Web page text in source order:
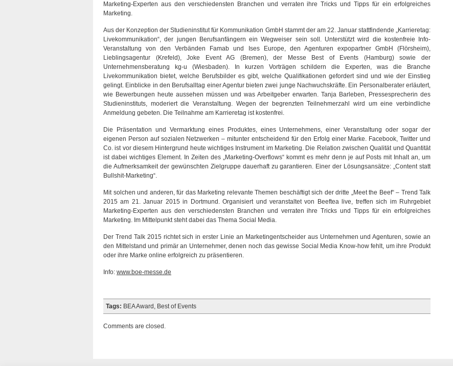
Marketing-Experten aus den verschiedensten Branchen und verraten ihre Tricks und Tipps für ein erfolgreiches
Marketing.
Aus der Konzeption der Studieninstitut für Kommunikation GmbH stammt der am 22. Januar stattfindende „Karrieretag:
Livekommunikation“, der jungen Berufsanfängern ein Wegweiser sein soll. Unterstützt wird die kostenfreie Info-
Veranstaltung von den Verbänden Famab und Ises Europe, den Agenturen expopartner GmbH (Flörsheim),
Lieblingsagentur (Krefeld), Joke Event AG (Bremen), der Messe Best of Events (Hamburg) sowie der
Unternehmensberatung kg-u (Wiesbaden). In kurzen Vorträgen schildern die Experten, was die Branche
Livekommunikation bietet, welche Berufsbilder es gibt, welche Qualifikationen gefordert sind und wie der Einstieg
gelingt. Einblicke in den Berufsalltag einer Agentur bieten zwei junge Nachwuchskräfte. Ein Personalberater erläutert,
wie Bewerbungen heute aussehen müssen und was Arbeitgeber erwarten. Tanja Barleben, Pressesprecherin des
Studieninstituts, moderiert die Veranstaltung. Wegen der begrenzten Teilnehmerzahl wird um eine verbindliche
Anmeldung gebeten. Die Teilnahme am Karrieretag ist kostenfrei.
Die Präsentation und Vermarktung eines Produktes, eines Unternehmens, einer Veranstaltung oder sogar der
eigenen Person auf sozialen Netzwerken – mitunter entscheidend für den Erfolg einer Marke. Facebook, Twitter und
Co. ist vor diesem Hintergrund heute wichtiges Instrument im Marketing. Die Relation zwischen Qualität und Quantität
ist dabei wichtiges Element. In Zeiten des „Marketing-Overflows“ kommt es mehr denn je auf Posts mit Inhalt an, um
die Aufmerksamkeit der gewünschten Zielgruppe dauerhaft zu garantieren. Einer der Lösungsansätze: „Content statt
Bullshit-Marketing“.
Mit solchen und anderen, für das Marketing relevante Themen beschäftigt sich der dritte „Meet the Beef“ – Trend Talk
2015 am 21. Januar 2015 in Dortmund. Organisiert und veranstaltet von Beeftea live, treffen sich im Ruhrgebiet
Marketing-Experten aus den verschiedensten Branchen und verraten ihre Tricks und Tipps für ein erfolgreiches
Marketing. Im Mittelpunkt steht dabei das Thema Social Media.
Der Trend Talk 2015 richtet sich in erster Linie an Marketingentscheider aus Unternehmen und Agenturen, sowie an
den Mittelstand und primär an Unternehmer, denen noch das gewisse Social Media Know-how fehlt, um ihre Produkt
oder ihre Marke online erfolgreich zu präsentieren.
Info: www.boe-messe.de
Tags: BEA Award , Best of Events
Comments are closed.